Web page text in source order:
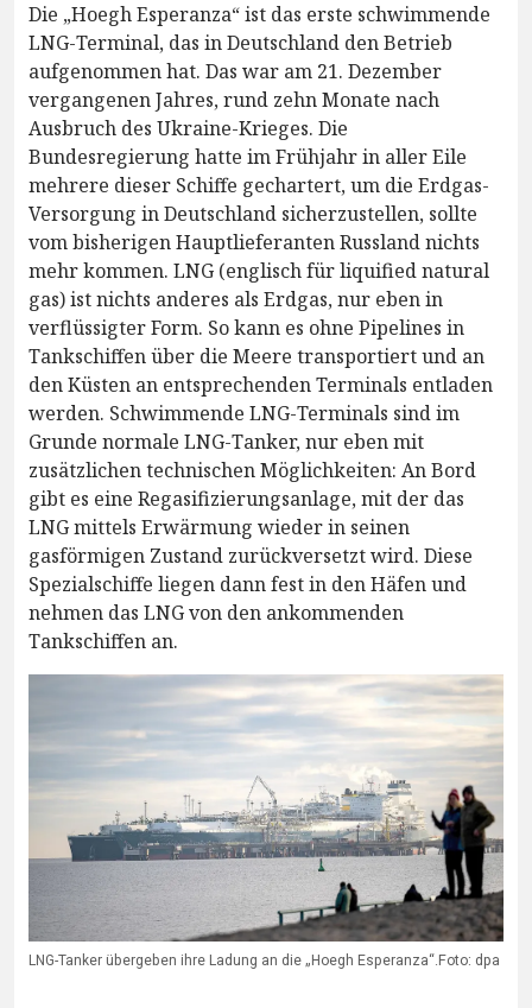
Die „Hoegh Esperanza“ ist das erste schwimmende
LNG-Terminal, das in Deutschland den Betrieb
aufgenommen hat. Das war am 21. Dezember
vergangenen Jahres, rund zehn Monate nach
Ausbruch des Ukraine-Krieges. Die
Bundesregierung hatte im Frühjahr in aller Eile
mehrere dieser Schiffe gechartert, um die Erdgas-
Versorgung in Deutschland sicherzustellen, sollte
vom bisherigen Hauptlieferanten Russland nichts
mehr kommen. LNG (englisch für liquified natural
gas) ist nichts anderes als Erdgas, nur eben in
verflüssigter Form. So kann es ohne Pipelines in
Tankschiffen über die Meere transportiert und an
den Küsten an entsprechenden Terminals entladen
werden. Schwimmende LNG-Terminals sind im
Grunde normale LNG-Tanker, nur eben mit
zusätzlichen technischen Möglichkeiten: An Bord
gibt es eine Regasifizierungsanlage, mit der das
LNG mittels Erwärmung wieder in seinen
gasförmigen Zustand zurückversetzt wird. Diese
Spezialschiffe liegen dann fest in den Häfen und
nehmen das LNG von den ankommenden
Tankschiffen an.
LNG-Tanker übergeben ihre Ladung an die „Hoegh Esperanza“.Foto: dpa